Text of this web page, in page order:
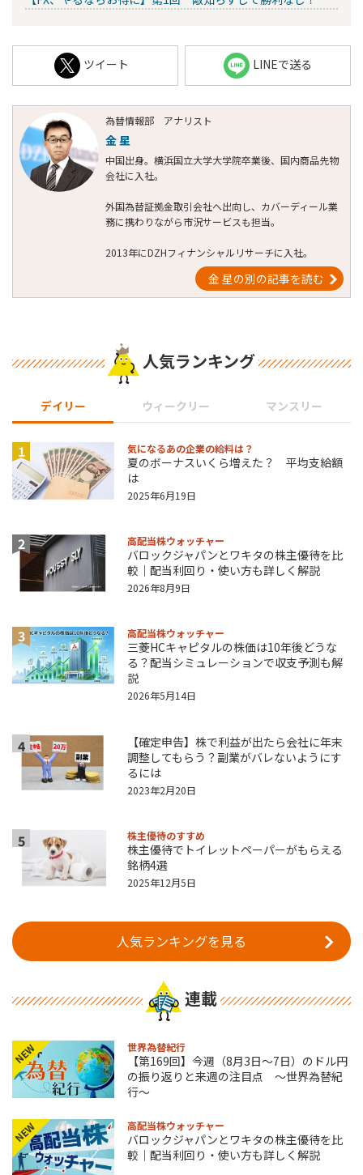
ツイート LINEで送る
為替情報部 アナリスト
金 星
中国出身。横浜国立大学大学院卒業後、国内商品先物
会社に入社。
外国為替証拠金取引会社へ出向し、カバーディール業
務に携わりながら市況サービスも担当。
2013年にDZHフィナンシャルリサーチに入社。
金 星の別の記事を読む
人気ランキング
デイリー ウィークリー マンスリー
1 気になるあの企業の給料は？
夏のボーナスいくら増えた？ 平均支給額
は
2025年6月19日
2 高配当株ウォッチャー
バロックジャパンとワキタの株主優待を比
較｜配当利回り・使い方も詳しく解説
2026年8月9日
3 高配当株ウォッチャー
三菱HCキャピタルの株価は10年後どうな
る？配当シミュレーションで収支予測も解
説
2026年5月14日
4
【確定申告】株で利益が出たら会社に年末
調整してもらう？副業がバレないようにす
るには
2023年2月20日
5 株主優待のすすめ
株主優待でトイレットペーパーがもらえる
銘柄4選
2025年12月5日
人気ランキングを見る
連載
NEW 世界為替紀行
【第169回】今週（8月3日～7日）のドル円
の振り返りと来週の注目点 ～世界為替紀
行～
NEW 高配当株ウォッチャー
バロックジャパンとワキタの株主優待を比
較｜配当利回り・使い方も詳しく解説